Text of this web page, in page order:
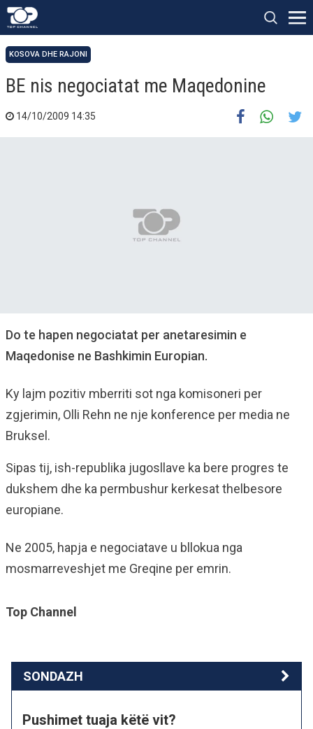
KOSOVA DHE RAJONI
BE nis negociatat me Maqedonine
14/10/2009 14:35
Do te hapen negociatat per anetaresimin e
Maqedonise ne Bashkimin Europian.
Ky lajm pozitiv mberriti sot nga komisoneri per
zgjerimin, Olli Rehn ne nje konference per media ne
Bruksel.
Sipas tij, ish-republika jugosllave ka bere progres te
dukshem dhe ka permbushur kerkesat thelbesore
europiane.
Ne 2005, hapja e negociatave u bllokua nga
mosmarreveshjet me Greqine per emrin.
Top Channel
SONDAZH
Pushimet tuaja këtë vit?